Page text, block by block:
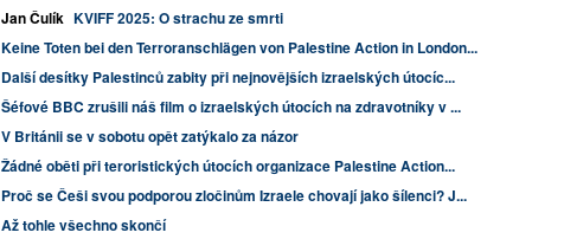
Jan Čulík KVIFF 2025: O strachu ze smrti
Keine Toten bei den Terroranschlägen von Palestine Action in London...
Další desítky Palestinců zabity při nejnovějších izraelských útocíc...
Šéfové BBC zrušili náš film o izraelských útocích na zdravotníky v ...
V Británii se v sobotu opět zatýkalo za názor
Žádné oběti při teroristických útocích organizace Palestine Action...
Proč se Češi svou podporou zločinům Izraele chovají jako šílenci? J...
Až tohle všechno skončí